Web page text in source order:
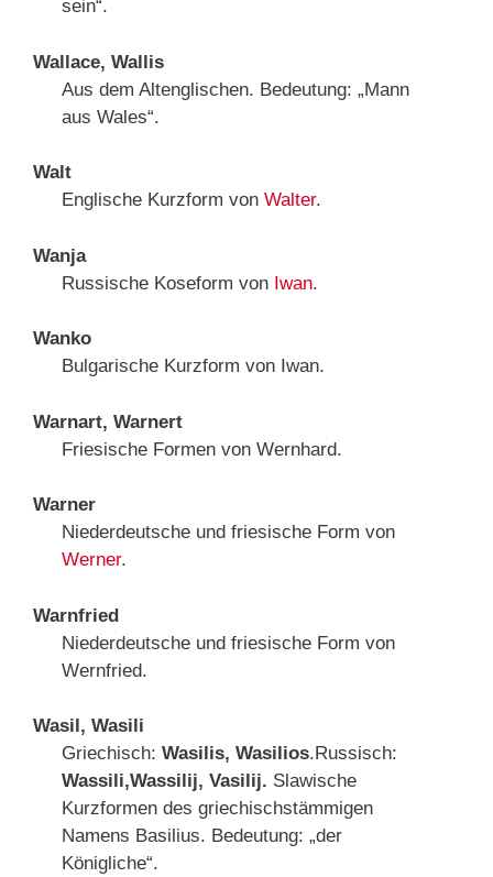
sein“.
Wallace, Wallis
Aus dem Altenglischen. Bedeutung: „Mann
aus Wales“.
Walt
Englische Kurzform von Walter.
Wanja
Russische Koseform von Iwan.
Wanko
Bulgarische Kurzform von Iwan.
Warnart, Warnert
Friesische Formen von Wernhard.
Warner
Niederdeutsche und friesische Form von
Werner.
Warnfried
Niederdeutsche und friesische Form von
Wernfried.
Wasil, Wasili
Griechisch: Wasilis, Wasilios.Russisch:
Wassili,Wassilij, Vasilij. Slawische
Kurzformen des griechischstämmigen
Namens Basilius. Bedeutung: „der
Königliche“.